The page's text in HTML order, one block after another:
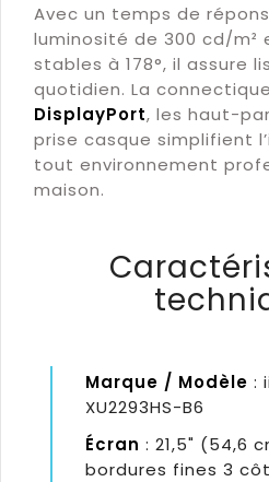
Avec un temps de
luminosité de 300 cd/m²
stables à 178°, il assure
quotidien. La connectique
DisplayPort, les haut-
prise casque simplifient
tout environnement
maison.
Marque / Modèle :
XU2293HS-B6
Écran : 21,5" (54,6
bordures fines 3